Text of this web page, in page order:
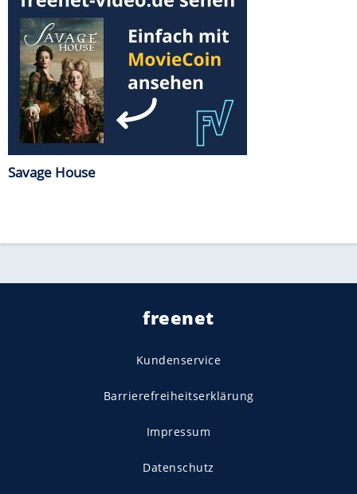
Savage House
freenet
Kundenservice
Barrierefreiheitserklärung
Impressum
Datenschutz